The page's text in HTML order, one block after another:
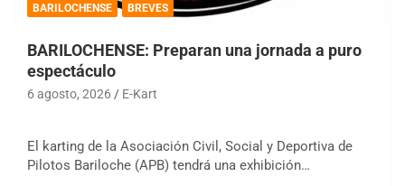
BARILOCHENSE BREVES
BARILOCHENSE: Preparan una jornada a puro
espectáculo
6 agosto, 2026 E-Kart
El karting de la Asociación Civil, Social y Deportiva de
Pilotos Bariloche (APB) tendrá una exhibición…